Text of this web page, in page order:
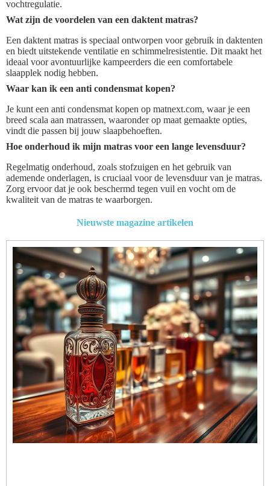
vochtregulatie.
Wat zijn de voordelen van een daktent matras?
Een daktent matras is speciaal ontworpen voor gebruik in daktenten
en biedt uitstekende ventilatie en schimmelresistentie. Dit maakt het
ideaal voor avontuurlijke kampeerders die een comfortabele
slaapplek nodig hebben.
Waar kan ik een anti condensmat kopen?
Je kunt een anti condensmat kopen op matnext.com, waar je een
breed scala aan matrassen, waaronder op maat gemaakte opties,
vindt die passen bij jouw slaapbehoeften.
Hoe onderhoud ik mijn matras voor een lange levensduur?
Regelmatig onderhoud, zoals stofzuigen en het gebruik van
ademende onderlagen, is cruciaal voor de levensduur van je matras.
Zorg ervoor dat je ook beschermd tegen vuil en vocht om de
kwaliteit van de matras te waarborgen.
Nieuwste magazine artikelen